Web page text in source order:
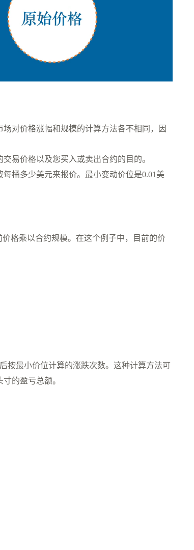
对价格涨幅和规模的计算方法各不相同，因
易价格以及您买入或卖出合约的目的。
桶多少美元来报价。最小变动价位是0.01美
格乘以合约规模。在这个例子中，目前的价
按最小价位计算的涨跌次数。这种计算方法可
的盈亏总额。